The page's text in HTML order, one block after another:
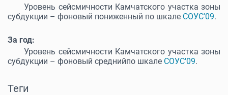
Уровень сейсмичности Камчатского участка зоны
субдукции – фоновый пониженный по шкале СОУС'09.
За год:
Уровень сейсмичности Камчатского участка зоны
субдукции – фоновый среднийпо шкале СОУС'09.
Теги